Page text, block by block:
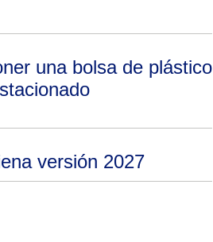
una bolsa de plástico
versión 2027